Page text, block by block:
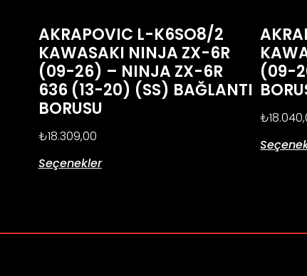
AKRAPOVIC L-K6SO8/2
KAWASAKI NINJA ZX-6R
(09-26) – NINJA ZX-6R
636 (13-20) (SS) BAĞLANTI
BORUSU
₺18.309,00
Seçenekler
(09-
₺